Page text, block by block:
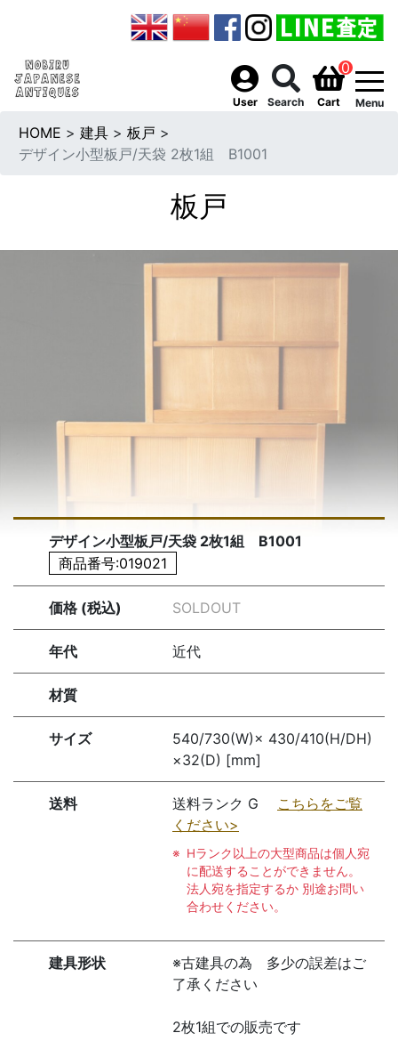
User Search
0
Cart Menu
HOME > 建具 > 板戸 >
デザイン小型板戸/天袋 2枚1組 B1001
板戸
デザイン小型板戸/天袋 2枚1組 B1001
商品番号:019021
価格 (税込) SOLDOUT
年代 近代
材質
サイズ
540/730(W)× 430/410(H/DH)
×32(D) [mm]
送料 送料ランク G こちらをご覧
ください>
Hランク以上の大型商品は個人宛
に配送することができません。
法人宛を指定するか 別途お問い
合わせください。
建具形状
※古建具の為 多少の誤差はご
了承ください
2枚1組での販売です